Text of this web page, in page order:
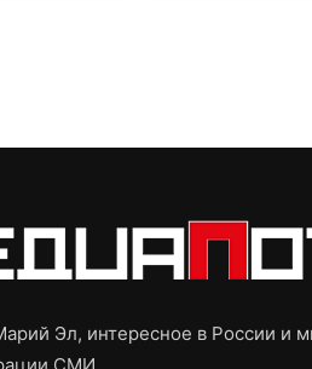
Эл, интересное в России и